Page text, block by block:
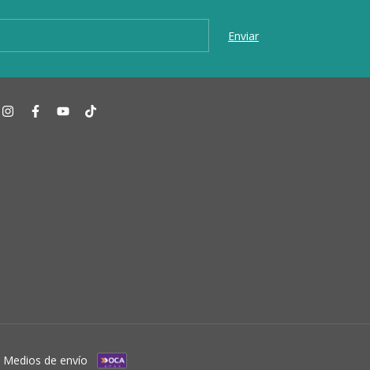
Medios de envío